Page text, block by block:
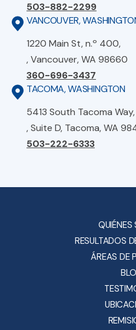
503-882-2299
VANCOUVER,
1220 Main St, n.º 400,
, Vancouver, WA 98660
360-696-3437
TACOMA, WASHINGTON
5413 South Tacoma Way,
, Suite D, Tacoma, WA
503-222-6333
RESULTADOS
ÁREAS DE